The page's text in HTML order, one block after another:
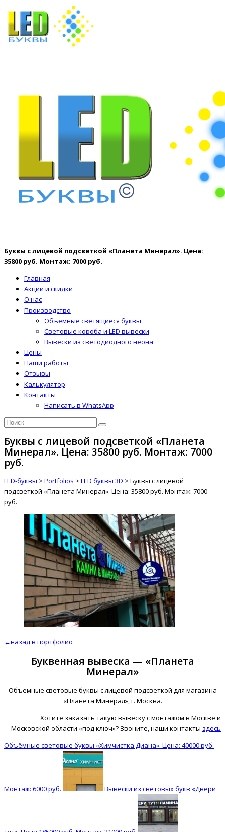
Буквы с лицевой подсветкой «Планета Минерал». Цена:
35800 руб. Монтаж: 7000 руб.
Главная
Акции и скидки
О нас
Производство
Объемные светящиеся буквы
Световые короба и LED вывески
Вывески из светодиодного неона
Цены
Наши работы
Отзывы
Калькулятор
Контакты
Написать в WhatsApp
Буквы с лицевой подсветкой «Планета
Минерал». Цена: 35800 руб. Монтаж: 7000
руб.
LED-буквы > Portfolios > LED буквы 3D > Буквы с лицевой
подсветкой «Планета Минерал». Цена: 35800 руб. Монтаж: 7000
руб.
←назад в портфолио
Буквенная вывеска — «Планета
Минерал»
Объемные световые буквы с лицевой подсветкой для магазина
«Планета Минерал», г. Москва.
Хотите заказать такую вывеску с монтажом в Москве и
Московской области «под ключ»? Звоните, наши контакты здесь
Объёмные световые буквы «Химчистка Диана». Цена: 40000 руб.
Монтаж: 6000 руб. Вывески из световых букв «Двери